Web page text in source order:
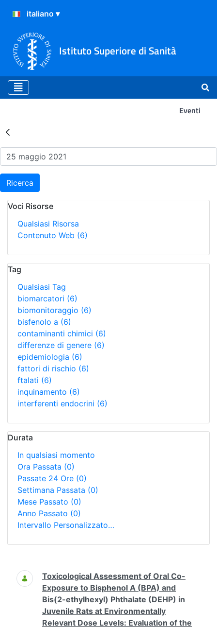
Istituto Superiore di Sanità
Eventi
Risultati della Ricerca -
Ricerca
Voci Risorse
Qualsiasi Risorsa
Contenuto Web (6)
Tag
Qualsiasi Tag
biomarcatori (6)
biomonitoraggio (6)
bisfenolo a (6)
contaminanti chimici (6)
differenze di genere (6)
epidemiologia (6)
fattori di rischio (6)
ftalati (6)
inquinamento (6)
interferenti endocrini (6)
Durata
In qualsiasi momento
Ora Passata (0)
Passate 24 Ore (0)
Settimana Passata (0)
Mese Passato (0)
Anno Passato (0)
Intervallo Personalizzato…
Ricerca
Toxicological Assessment of Oral Co-
Exposure to Bisphenol A (BPA) and
Bis(2-ethylhexyl) Phthalate (DEHP) in
Juvenile Rats at Environmentally
Relevant Dose Levels: Evaluation of the